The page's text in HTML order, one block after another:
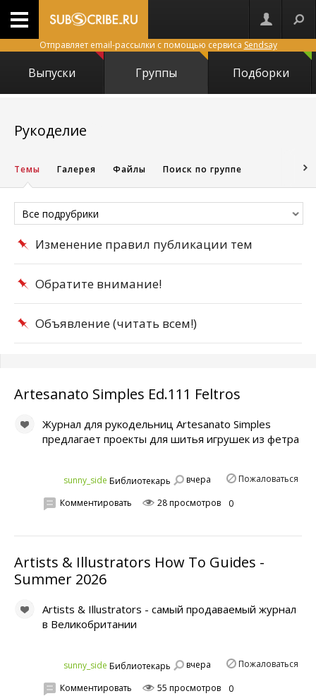
Отправляет email-рассылки с помощью сервиса Sendsay
Выпуски Группы Подборки
Рукоделие
Темы Галерея Файлы Поиск по группе
Все подрубрики
Изменение правил публикации тем
Обратите внимание!
Объявление (читать всем!)
Artesanato Simples Ed.111 Feltros
Журнал для рукодельниц Artesanato Simples
предлагает проекты для шитья игрушек из фетра
sunny_side Библиотекарь вчера Пожаловаться
Комментировать 28 просмотров 0
Artists & Illustrators How To Guides -
Summer 2026
Artists & Illustrators - самый продаваемый журнал
в Великобритании
sunny_side Библиотекарь вчера Пожаловаться
Комментировать 55 просмотров 0